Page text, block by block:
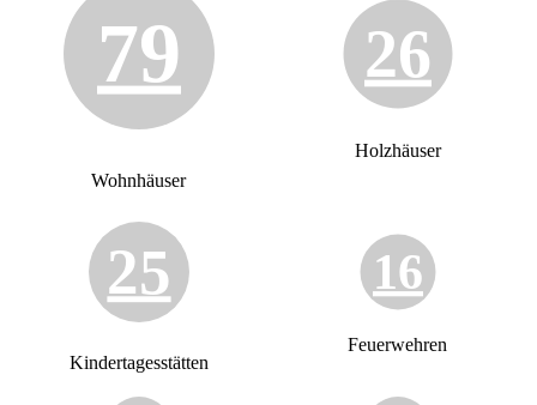
79
Wohnhäuser
26
Holzhäuser
25
Kindertagesstätten
16
Feuerwehren